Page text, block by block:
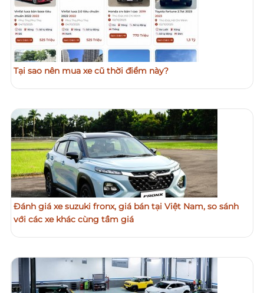
Tại sao nên mua xe cũ thời điểm này?
Đánh giá xe suzuki fronx, giá bán tại Việt Nam, so sánh
với các xe khác cùng tầm giá